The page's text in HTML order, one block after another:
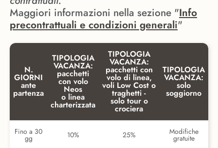
Maggiori informazioni nella sezione "Info
precontrattuali e condizioni generali"
N.
GIORNI
ante
partenza
TIPOLOGIA
VACANZA:
pacchetti
con volo
Neos
o linea
charterizzata
TIPOLOGIA
VACANZA:
pacchetti con
volo di linea,
voli Low Cost o
traghetti -
solo tour o
crociera
TIPOLOGIA
VACANZA:
solo
soggiorno
Fino a 30
gg 10% 25% Modifiche
gratuite